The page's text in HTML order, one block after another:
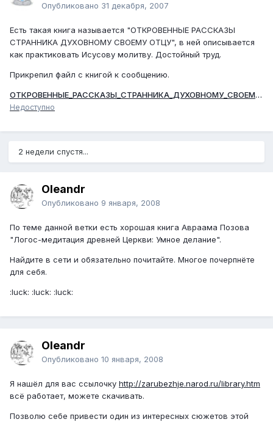
Опубликовано 31 декабря, 2007
Есть такая книга называется "ОТКРОВЕННЫЕ РАССКАЗЫ
СТРАННИКА ДУХОВНОМУ СВОЕМУ ОТЦУ", в ней описывается
как практиковать Исусову молитву. Достойный труд.
Прикрепил файл с книгой к сообщению.
ОТКРОВЕННЫЕ_РАССКАЗЫ_СТРАННИКА_ДУХОВНОМУ_СВОЕМУ_ОТЦУ.doc
Недоступно
2 недели спустя...
Oleandr
Опубликовано 9 января, 2008
По теме данной ветки есть хорошая книга Авраама Позова
"Логос-медитация древней Церкви: Умное делание".
Найдите в сети и обязательно почитайте. Многое почерпнёте
для себя.
:luck: :luck: :luck:
Oleandr
Опубликовано 10 января, 2008
Я нашёл для вас ссылочку http://zarubezhje.narod.ru/library.htm
всё работает, можете скачивать.
Позволю себе привести один из интересных сюжетов этой